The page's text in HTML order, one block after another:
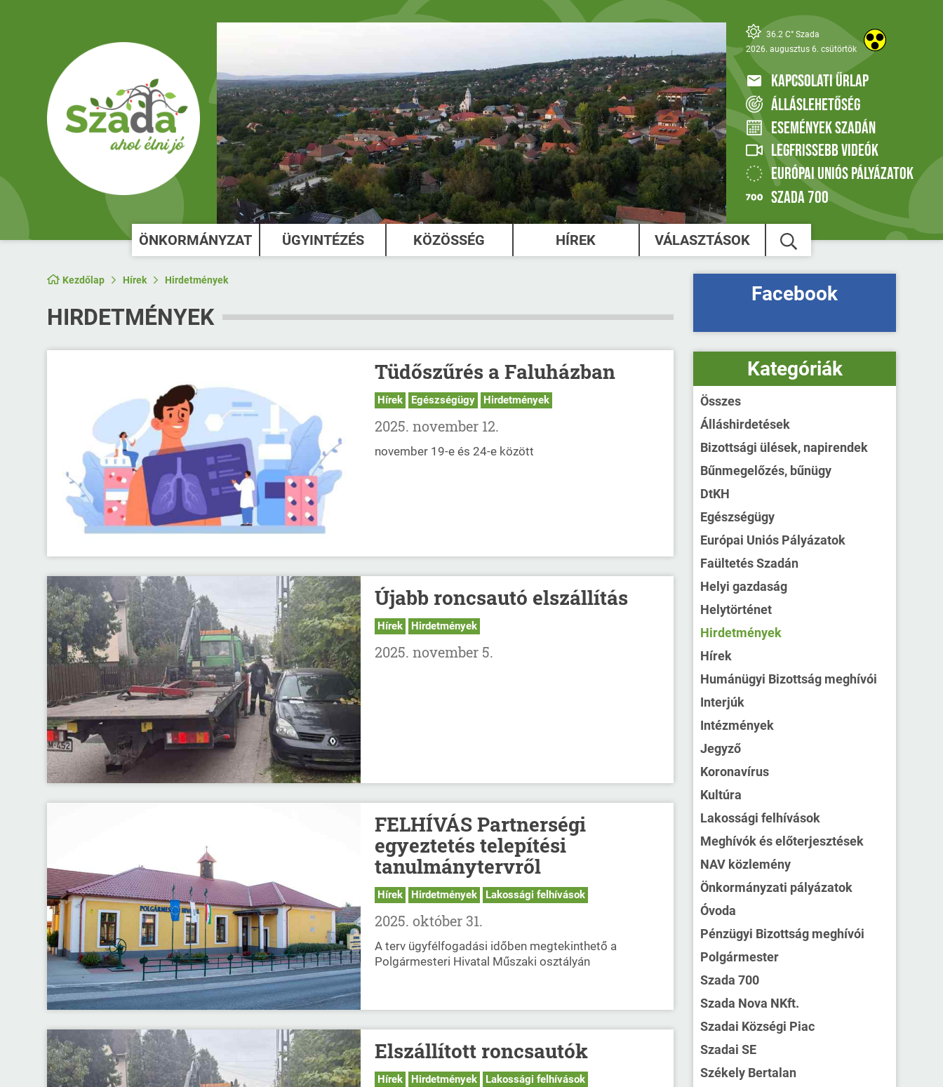
36.2 C° Szada
2026. augusztus 6. csütörtök
KAPCSOLATI ŰRLAP
ÁLLÁSLEHETŐSÉG
ESEMÉNYEK SZADÁN
LEGFRISSEBB VIDEÓK
EURÓPAI UNIÓS PÁLYÁZATOK
SZADA 700
ÖNKORMÁNYZAT ÜGYINTÉZÉS KÖZÖSSÉG HÍREK VÁLASZTÁSOK
Kezdőlap Hírek Hirdetmények
HIRDETMÉNYEK
Tüdőszűrés a Faluházban
Hírek Egészségügy Hirdetmények
2025. november 12.
november 19-e és 24-e között
Újabb roncsautó elszállítás
Hírek Hirdetmények
2025. november 5.
FELHÍVÁS Partnerségi
egyeztetés telepítési
tanulmánytervről
Hírek Hirdetmények Lakossági felhívások
2025. október 31.
A terv ügyfélfogadási időben megtekinthető a
Polgármesteri Hivatal Műszaki osztályán
Elszállított roncsautók
Hírek Hirdetmények Lakossági felhívások
Facebook
Kategóriák
Összes
Álláshirdetések
Bizottsági ülések, napirendek
Bűnmegelőzés, bűnügy
DtKH
Egészségügy
Európai Uniós Pályázatok
Faültetés Szadán
Helyi gazdaság
Helytörténet
Hirdetmények
Hírek
Humánügyi Bizottság meghívói
Interjúk
Intézmények
Jegyző
Koronavírus
Kultúra
Lakossági felhívások
Meghívók és előterjesztések
NAV közlemény
Önkormányzati pályázatok
Óvoda
Pénzügyi Bizottság meghívói
Polgármester
Szada 700
Szada Nova NKft.
Szadai Községi Piac
Szadai SE
Székely Bertalan